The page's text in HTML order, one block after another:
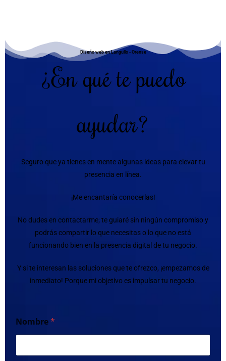
Diseño web en Langullo - Orense
¿En qué te puedo
ayudar?
Seguro que ya tienes en mente algunas ideas para elevar tu
presencia en línea.
¡Me encantaría conocerlas!
No dudes en contactarme; te guiaré sin ningún compromiso y
podrás compartir lo que necesitas o lo que no está
funcionando bien en la presencia digital de tu negocio.
Y si te interesan las soluciones que te ofrezco, ¡empezamos de
inmediato! Porque mi objetivo es impulsar tu negocio.
Nombre*